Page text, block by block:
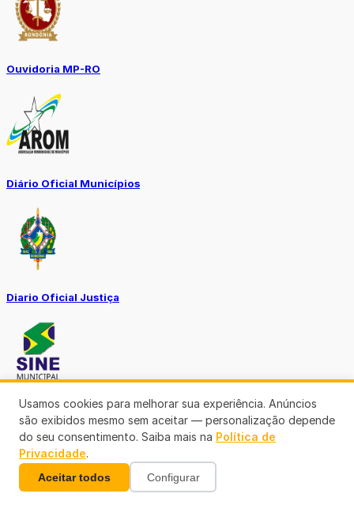
Ouvidoria MP-RO
Diário Oficial Municípios
Diario Oficial Justiça
SINE Municipal
Usamos cookies para melhorar sua experiência. Anúncios
são exibidos mesmo sem aceitar — personalização depende
do seu consentimento. Saiba mais na Política de
Privacidade.
Aceitar todos Configurar